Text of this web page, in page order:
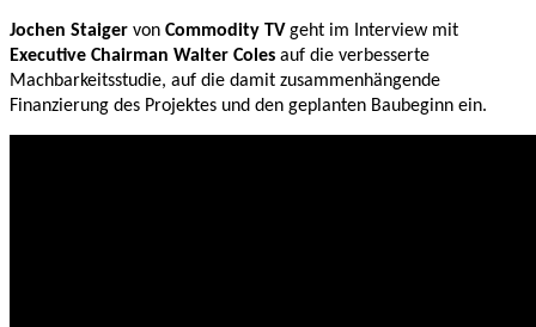
Jochen Staiger von Commodity TV geht im Interview mit
Executive Chairman Walter Coles auf die verbesserte
Machbarkeitsstudie, auf die damit zusammenhängende
Finanzierung des Projektes und den geplanten Baubeginn ein.